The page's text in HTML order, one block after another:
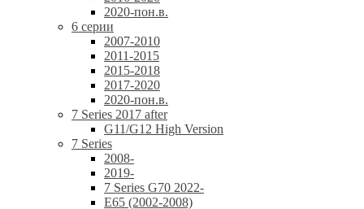
2020-пон.в.
6 серии
2007-2010
2011-2015
2015-2018
2017-2020
2020-пон.в.
7 Series 2017 after
G11/G12 High Version
7 Series
2008-
2019-
7 Series G70 2022-
E65 (2002-2008)